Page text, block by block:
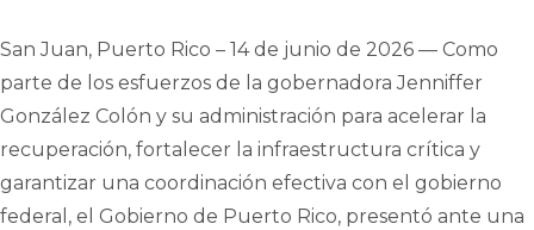
San Juan, Puerto Rico – 14 de junio de 2026 — Como
parte de los esfuerzos de la gobernadora Jenniffer
González Colón y su administración para acelerar la
recuperación, fortalecer la infraestructura crítica y
garantizar una coordinación efectiva con el gobierno
federal, el Gobierno de Puerto Rico, presentó ante una